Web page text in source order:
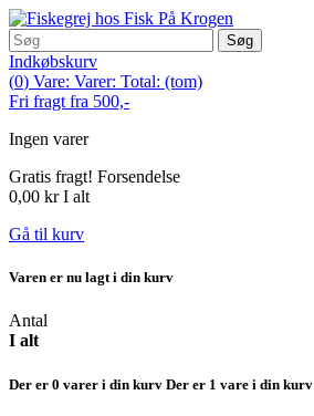
Søg
Indkøbskurv
(0) Vare: Varer: Total: (tom)
Fri fragt fra 500,-
Ingen varer
Gratis fragt! Forsendelse
0,00 kr I alt
Gå til kurv
Varen er nu lagt i din kurv
Antal
I alt
Der er 0 varer i din kurv Der er 1 vare i din kurv